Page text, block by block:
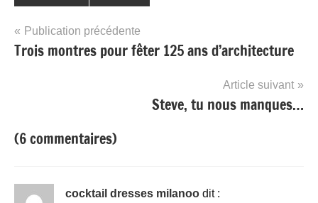
Navigation
de
Publication précédente
Trois montres pour fêter 125 ans d’architecture
Article suivant
Steve, tu nous manques…
(6 commentaires)
cocktail dresses milanoo dit :